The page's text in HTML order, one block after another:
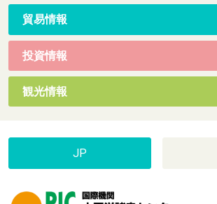
貿易情報
投資情報
観光情報
JP